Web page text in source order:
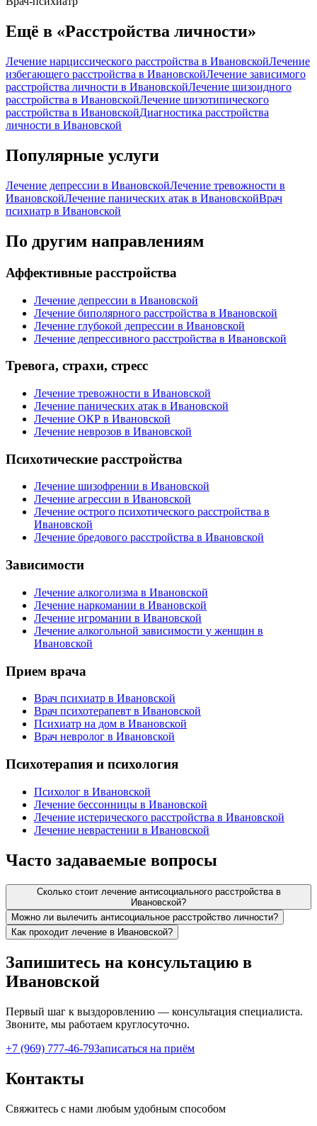
Ещё в «Расстройства личности»
Лечение нарциссического расстройства в ИвановскойЛечение
избегающего расстройства в ИвановскойЛечение зависимого
расстройства личности в ИвановскойЛечение шизоидного
расстройства в ИвановскойЛечение шизотипического
расстройства в ИвановскойДиагностика расстройства
личности в Ивановской
Популярные услуги
Лечение депрессии в ИвановскойЛечение тревожности в
ИвановскойЛечение панических атак в ИвановскойВрач
психиатр в Ивановской
По другим направлениям
Аффективные расстройства
Лечение депрессии в Ивановской
Лечение биполярного расстройства в Ивановской
Лечение глубокой депрессии в Ивановской
Лечение депрессивного расстройства в Ивановской
Тревога, страхи, стресс
Лечение тревожности в Ивановской
Лечение панических атак в Ивановской
Лечение ОКР в Ивановской
Лечение неврозов в Ивановской
Психотические расстройства
Лечение шизофрении в Ивановской
Лечение агрессии в Ивановской
Лечение острого психотического расстройства в
Ивановской
Лечение бредового расстройства в Ивановской
Зависимости
Лечение алкоголизма в Ивановской
Лечение наркомании в Ивановской
Лечение игромании в Ивановской
Лечение алкогольной зависимости у женщин в
Ивановской
Прием врача
Врач психиатр в Ивановской
Врач психотерапевт в Ивановской
Психиатр на дом в Ивановской
Врач невролог в Ивановской
Психотерапия и психология
Психолог в Ивановской
Лечение бессонницы в Ивановской
Лечение истерического расстройства в Ивановской
Лечение неврастении в Ивановской
Часто задаваемые вопросы
Сколько стоит лечение антисоциального расстройства в
Ивановской?
Можно ли вылечить антисоциальное расстройство личности?
Как проходит лечение в Ивановской?
Запишитесь на консультацию в
Ивановской
Первый шаг к выздоровлению — консультация специалиста.
Звоните, мы работаем круглосуточно.
+7 (969) 777-46-79Записаться на приём
Контакты
Свяжитесь с нами любым удобным способом